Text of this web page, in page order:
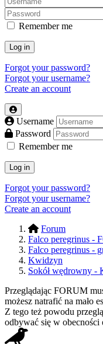
Remember me
Log in
Forgot your password?
Forgot your username?
Create an account
Username
Password
Remember me
Log in
Forgot your password?
Forgot your username?
Create an account
Forum
Falco peregrinus -
Falco peregrinus -
Kwidzyn
Sokół wędrowny
Przeglądając FORUM
możesz natrafić na mało
Z tego też powodu
odbywać się w obecności